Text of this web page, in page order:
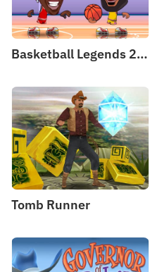
Basketball Legends 2020
Tomb Runner